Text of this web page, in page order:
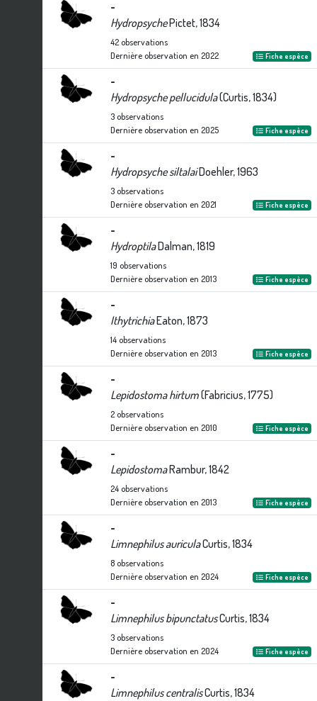
-
HydropsychePictet, 1834
42observations
Dernière observation en 2022 Fiche espèce
-
Hydropsyche pellucidula(Curtis, 1834)
3observations
Dernière observation en 2025 Fiche espèce
-
Hydropsyche siltalaiDoehler, 1963
3observations
Dernière observation en 2021 Fiche espèce
-
HydroptilaDalman, 1819
19 observations
Dernière observation en 2013 Fiche espèce
-
IthytrichiaEaton, 1873
14observations
Dernière observation en 2013 Fiche espèce
-
Lepidostoma hirtum(Fabricius, 1775)
2observations
Dernière observation en 2010 Fiche espèce
-
LepidostomaRambur, 1842
24observations
Dernière observation en 2013 Fiche espèce
-
Limnephilus auriculaCurtis, 1834
8observations
Dernière observation en 2024 Fiche espèce
-
Limnephilus bipunctatusCurtis, 1834
3observations
Dernière observation en 2024 Fiche espèce
-
Limnephilus centralisCurtis, 1834